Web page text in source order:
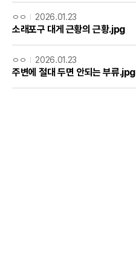
ㅇㅇ 2026.01.23
소래포구 대게 근황의 근황.jpg
ㅇㅇ 2026.01.23
주변에 절대 두면 안되는 부류.jpg